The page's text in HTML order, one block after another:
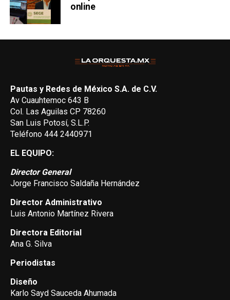
online
Pautas y Redes de México S.A. de C.V.
Av Cuauhtemoc 643 B
Col. Las Aguilas CP 78260
San Luis Potosí, S.L.P.
Teléfono 444 2440971
EL EQUIPO:
Director General
Jorge Francisco Saldaña Hernández
Director Administrativo
Luis Antonio Martínez Rivera
Directora Editorial
Ana G. Silva
Periodistas
Diseño
Karlo Sayd Sauceda Ahumada